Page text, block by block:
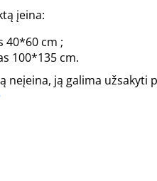
įeina:
40*60 cm ;
100*135 cm.
neįeina, ją galima užsakyti